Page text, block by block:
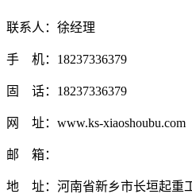
联系人：徐经理
手 机：18237336379
固 话：18237336379
网 址：www.ks-xiaoshoubu.com
邮 箱：
地 址：河南省新乡市长垣起重